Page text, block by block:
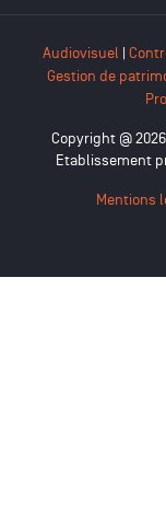
Audiovisuel |
Gestion de
Copyright @
Etablissement
Mentions